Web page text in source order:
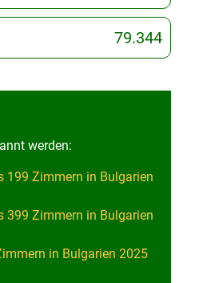
79.344
werden:
199 Zimmern in Bulgarien
399 Zimmern in Bulgarien
in Bulgarien 2025